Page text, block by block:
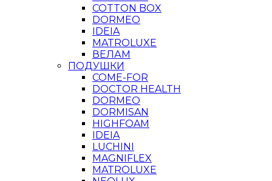
COTTON BOX
DORMEO
IDEIA
MATROLUXE
ВЕЛАМ
ПОДУШКИ
COME-FOR
DOCTOR HEALTH
DORMEO
DORMISAN
HIGHFOAM
IDEIA
LUCHINI
MAGNIFLEX
MATROLUXE